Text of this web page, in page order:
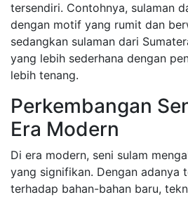
tersendiri. Contohnya, sulaman
dengan motif yang rumit dan
sedangkan sulaman dari
yang lebih sederhana dengan
lebih tenang.
Perkembangan
Era Modern
Di era modern, seni sulam
yang signifikan. Dengan adanya
terhadap bahan-bahan baru,